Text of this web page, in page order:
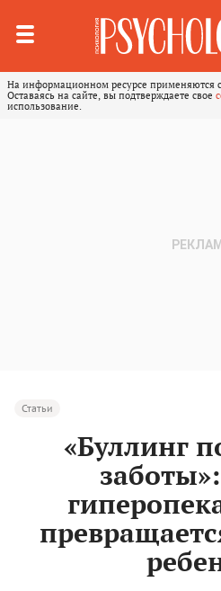
На информационном ресурсе применяются
Оставаясь на сайте, вы подтверждаете свое
использование.
Статьи
«Буллинг